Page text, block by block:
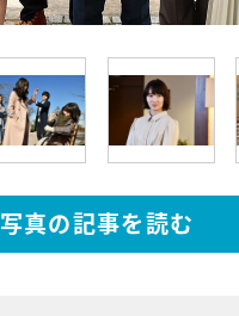
写真の記事を読む